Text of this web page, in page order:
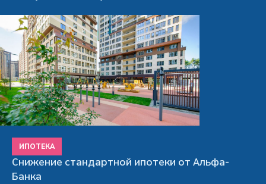
ИПОТЕКА
Снижение стандартной ипотеки от Альфа-
Банка